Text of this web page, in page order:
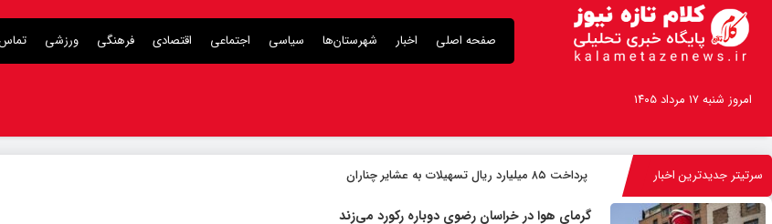
صفحه اصلی اخبار شهرستان‌ها سیاسی اجتماعی اقتصادی فرهنگی ورزشی تماس
امروز شنبه ۱۷ مرداد ۱۴۰۵
سرتیتر جدیدترین اخبار پرداخت ۸۵ میلیارد ریال تسهیلات به عشایر چناران
گرمای هوا در خراسان رضوی دوباره رکورد می‌زند